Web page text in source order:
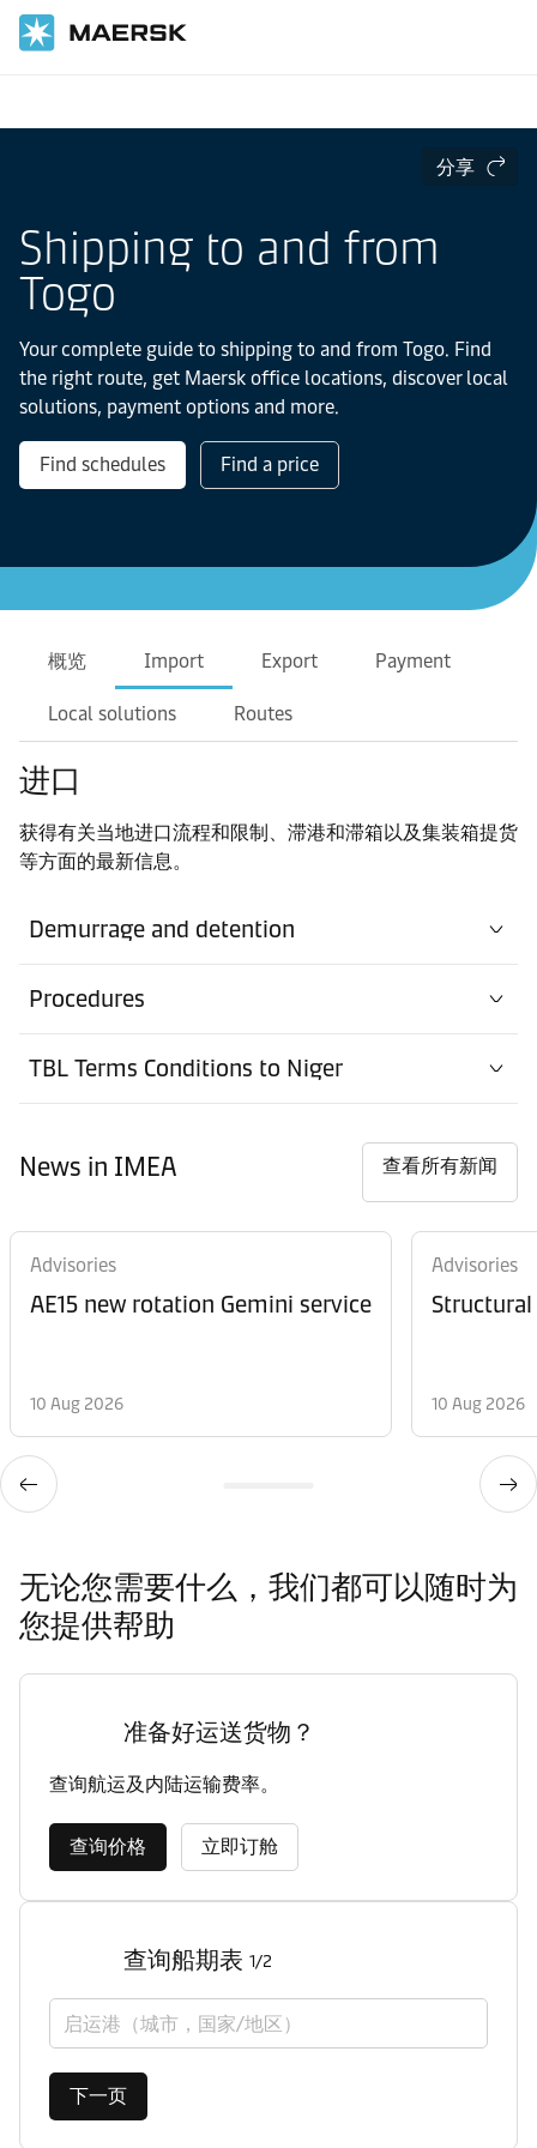
分享
Shipping to and from
Togo
Your complete guide to shipping to and from Togo. Find
the right route, get Maersk office locations, discover local
solutions, payment options and more.
Find schedules Find a price
概览 Import Export Payment
Local solutions Routes
进口
获得有关当地进口流程和限制、滞港和滞箱以及集装箱提货
等方面的最新信息。
Demurrage and detention
Procedures
TBL Terms Conditions to Niger
News in IMEA 查看所有新闻
Advisories
AE15 new rotation Gemini service
10 Aug 2026
Advisories
Structural
10 Aug 2026
无论您需要什么，我们都可以随时为
您提供帮助
准备好运送货物？
查询航运及内陆运输费率。
查询价格 立即订舱
查询船期表 1/2
启运港（城市，国家/地区）
下一页